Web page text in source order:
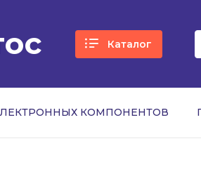
Каталог
КОМПОНЕНТОВ